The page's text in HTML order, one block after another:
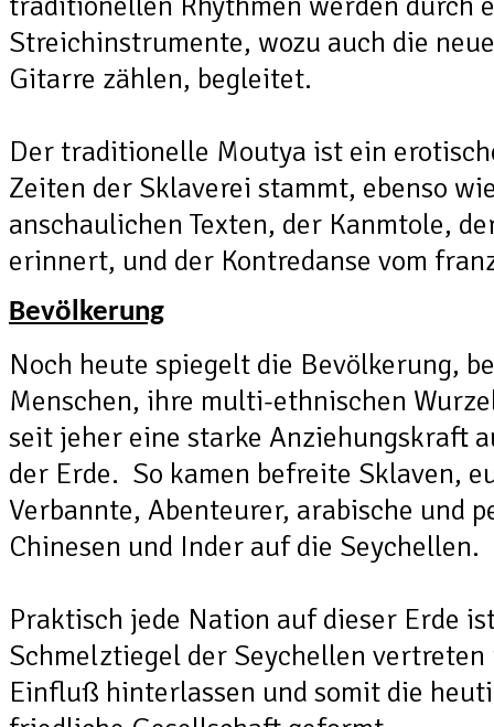
Streichinstrumente, wozu auch die
Gitarre zählen, begleitet.
Der traditionelle Moutya ist ein
Zeiten der Sklaverei stammt, ebenso
anschaulichen Texten, der Kanmtole,
erinnert, und der Kontredanse vom
Bevölkerung
Noch heute spiegelt die Bevölkerung,
Menschen, ihre multi-ethnischen
seit jeher eine starke Anziehungskraft
der Erde. So kamen befreite Sklaven,
Verbannte, Abenteurer, arabische und
Chinesen und Inder auf die Seychellen.
Praktisch jede Nation auf dieser Erde
Schmelztiegel der Seychellen
Einfluß hinterlassen und somit die